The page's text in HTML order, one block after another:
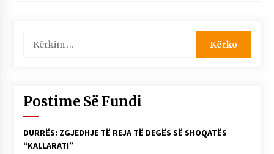
për:
Postime Së Fundi
DURRËS: ZGJEDHJE TË REJA TË DEGËS SË SHOQATËS
“KALLARATI”